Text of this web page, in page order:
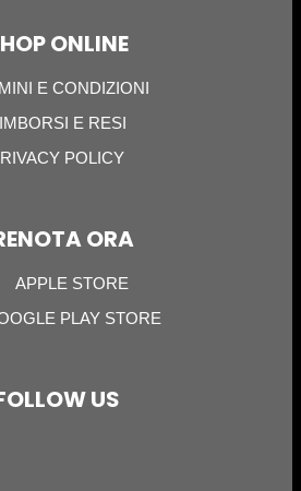
ONLINE
E CONDIZIONI
E RESI
POLICY
ORA
APPLE STORE
PLAY STORE
US